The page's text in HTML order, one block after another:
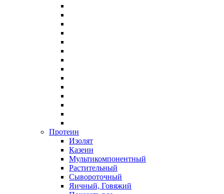
Протеин
Изолят
Казеин
Мультикомпонентный
Растительный
Сывороточный
Яичный, Говяжий